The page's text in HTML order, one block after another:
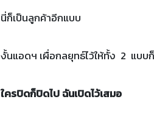
นี่ก็เป็นลูกค้าอีกแบบ
งั้นแอดฯ เผื่อกลยุทธ์ไว้ให้ทั้ง 2 แบบ
ใครปิดก็ปิดไป ฉันเปิดไว้เสมอ